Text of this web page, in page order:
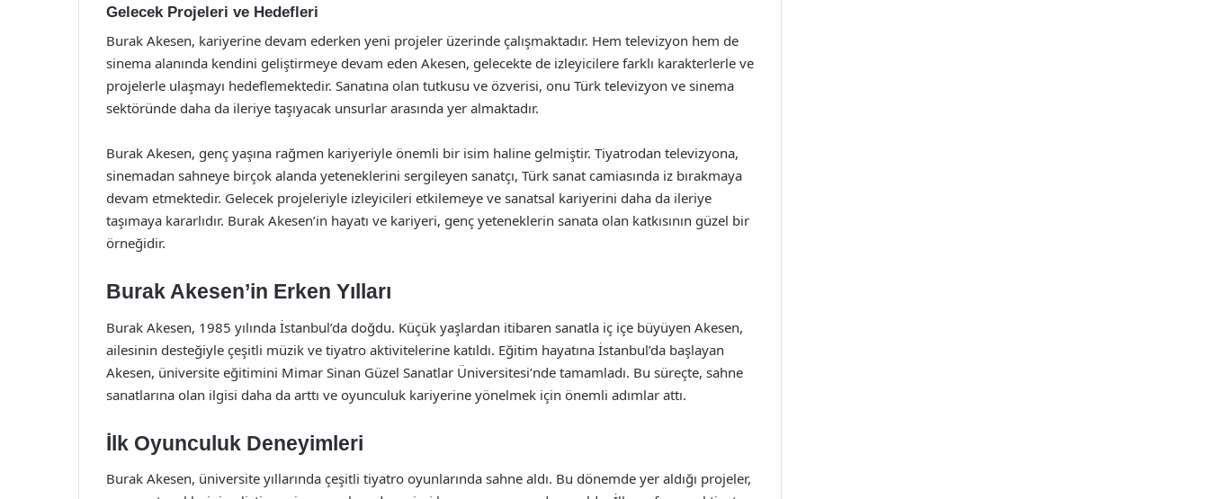
Gelecek Projeleri ve Hedefleri
Burak Akesen, kariyerine devam ederken yeni projeler üzerinde çalışmaktadır. Hem televizyon hem de
sinema alanında kendini geliştirmeye devam eden Akesen, gelecekte de izleyicilere farklı karakterlerle ve
projelerle ulaşmayı hedeflemektedir. Sanatına olan tutkusu ve özverisi, onu Türk televizyon ve sinema
sektöründe daha da ileriye taşıyacak unsurlar arasında yer almaktadır.
Burak Akesen, genç yaşına rağmen kariyeriyle önemli bir isim haline gelmiştir. Tiyatrodan televizyona,
sinemadan sahneye birçok alanda yeteneklerini sergileyen sanatçı, Türk sanat camiasında iz bırakmaya
devam etmektedir. Gelecek projeleriyle izleyicileri etkilemeye ve sanatsal kariyerini daha da ileriye
taşımaya kararlıdır. Burak Akesen’in hayatı ve kariyeri, genç yeteneklerin sanata olan katkısının güzel bir
örneğidir.
Burak Akesen’in Erken Yılları
Burak Akesen, 1985 yılında İstanbul’da doğdu. Küçük yaşlardan itibaren sanatla iç içe büyüyen Akesen,
ailesinin desteğiyle çeşitli müzik ve tiyatro aktivitelerine katıldı. Eğitim hayatına İstanbul’da başlayan
Akesen, üniversite eğitimini Mimar Sinan Güzel Sanatlar Üniversitesi’nde tamamladı. Bu süreçte, sahne
sanatlarına olan ilgisi daha da arttı ve oyunculuk kariyerine yönelmek için önemli adımlar attı.
İlk Oyunculuk Deneyimleri
Burak Akesen, üniversite yıllarında çeşitli tiyatro oyunlarında sahne aldı. Bu dönemde yer aldığı projeler,